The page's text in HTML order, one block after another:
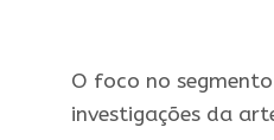
O foco no
investigações da